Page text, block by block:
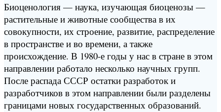
Биоценология — наука, изучающая биоценозы —
растительные и животные сообщества в их
совокупности, их строение, развитие, распределение
в пространстве и во времени, а также
происхождение. В 1980-е годы у нас в стране в этом
направлении работало несколько научных групп.
После распада СССР остатки разработок и
разработчиков в этом направлении были разделены
границами новых государственных образований.